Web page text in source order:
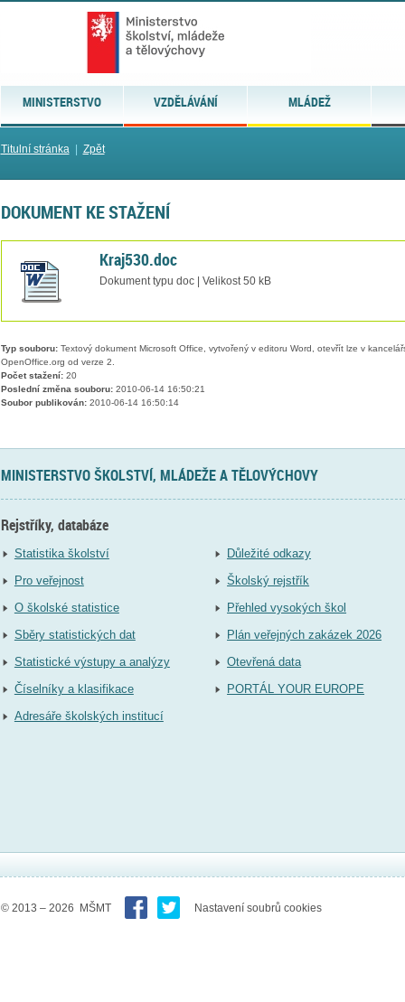
MINISTERSTVO VZDĚLÁVÁNÍ MLÁDEŽ
Titulní stránka| Zpět
DOKUMENT KE STAŽENÍ
Kraj530.doc
Dokument typu doc | Velikost 50 kB
Typ souboru:Textový dokument Microsoft Office, vytvořený v editoru Word, otevřít lze v
OpenOffice.org od verze 2.
Počet stažení:20
Poslední změna souboru:2010-06-14 16:50:21
Soubor publikován:2010-06-14 16:50:14
MINISTERSTVO ŠKOLSTVÍ, MLÁDEŽE A TĚLOVÝCHOVY
Rejstříky, databáze
Statistika školství
Pro veřejnost
O školské statistice
Sběry statistických dat
Statistické výstupy a analýzy
Číselníky a klasifikace
Adresáře školských institucí
Důležité odkazy
Školský rejstřík
Přehled vysokých škol
Plán veřejných zakázek 2026
Otevřená data
PORTÁL YOUR EUROPE
© 2013 – 2026 MŠMT Nastavení soubrů cookies